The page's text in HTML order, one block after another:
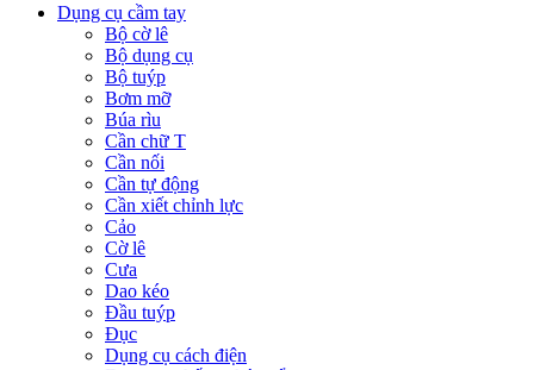
Dụng cụ cầm tay
Bộ cờ lê
Bộ dụng cụ
Bộ tuýp
Bơm mỡ
Búa rìu
Cần chữ T
Cần nối
Cần tự động
Cần xiết chỉnh lực
Cảo
Cờ lê
Cưa
Dao kéo
Đầu tuýp
Đục
Dụng cụ cách điện